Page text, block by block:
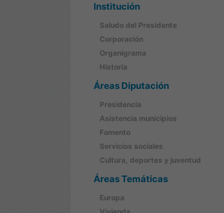
Institución
Saludo del Presidente
Corporación
Organigrama
Historia
Áreas Diputación
Presidencia
Asistencia municipios
Fomento
Servicios sociales
Cultura, deportes y juventud
Áreas Temáticas
Europa